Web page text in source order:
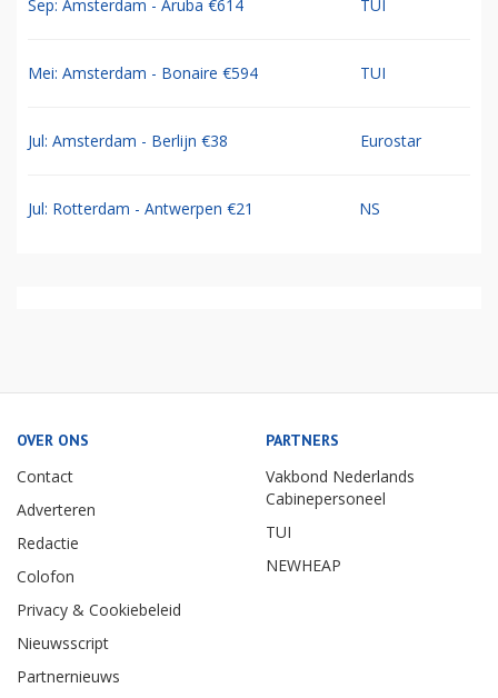
Sep: Amsterdam - Aruba €614 TUI
Mei: Amsterdam - Bonaire €594 TUI
Jul: Amsterdam - Berlijn €38 Eurostar
Jul: Rotterdam - Antwerpen €21 NS
OVER ONS
Contact
Adverteren
Redactie
Colofon
Privacy & Cookiebeleid
Nieuwsscript
Partnernieuws
PARTNERS
Vakbond Nederlands
Cabinepersoneel
TUI
NEWHEAP